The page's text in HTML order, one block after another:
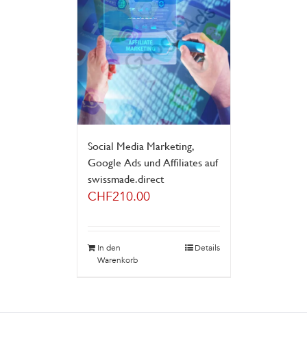
Social Media Marketing,
Google Ads und Affiliates auf
swissmade.direct
CHF210.00
In den
Warenkorb
Details